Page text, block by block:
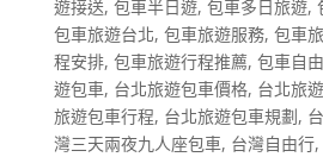
遊接送, 包車半日遊, 包車多日旅遊,
包車旅遊台北, 包車旅遊服務, 包車
程安排, 包車旅遊行程推薦, 包車自
遊包車, 台北旅遊包車價格, 台北旅
旅遊包車行程, 台北旅遊包車規劃,
灣三天兩夜九人座包車, 台灣自由行,